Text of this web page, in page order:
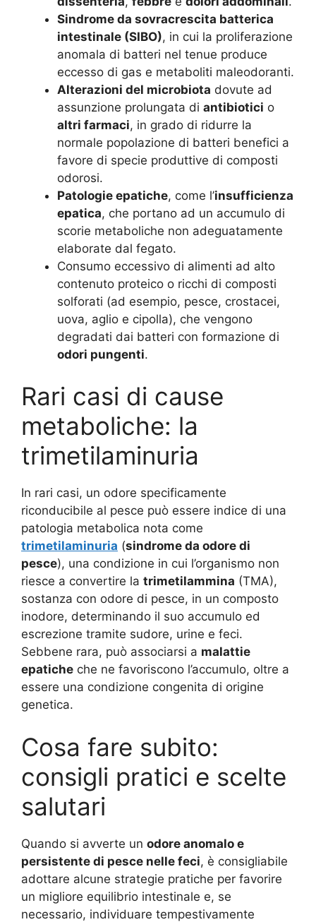
Sindrome da sovracrescita batterica
intestinale (SIBO), in cui la proliferazione
anomala di batteri nel tenue produce
eccesso di gas e metaboliti maleodoranti.
Alterazioni del microbiota dovute ad
assunzione prolungata di antibiotici o
altri farmaci, in grado di ridurre la
normale popolazione di batteri benefici a
favore di specie produttive di composti
odorosi.
Patologie epatiche, come l’insufficienza
epatica, che portano ad un accumulo di
scorie metaboliche non adeguatamente
elaborate dal fegato.
Consumo eccessivo di alimenti ad alto
contenuto proteico o ricchi di composti
solforati (ad esempio, pesce, crostacei,
uova, aglio e cipolla), che vengono
degradati dai batteri con formazione di
odori pungenti.
Rari casi di cause
metaboliche: la
trimetilaminuria
In rari casi, un odore specificamente
riconducibile al pesce può essere indice di una
patologia metabolica nota come
trimetilaminuria (sindrome da odore di
pesce), una condizione in cui l’organismo non
riesce a convertire la trimetilammina (TMA),
sostanza con odore di pesce, in un composto
inodore, determinando il suo accumulo ed
escrezione tramite sudore, urine e feci.
Sebbene rara, può associarsi a malattie
epatiche che ne favoriscono l’accumulo, oltre a
essere una condizione congenita di origine
genetica.
Cosa fare subito:
consigli pratici e scelte
salutari
Quando si avverte un odore anomalo e
persistente di pesce nelle feci, è consigliabile
adottare alcune strategie pratiche per favorire
un migliore equilibrio intestinale e, se
necessario, individuare tempestivamente